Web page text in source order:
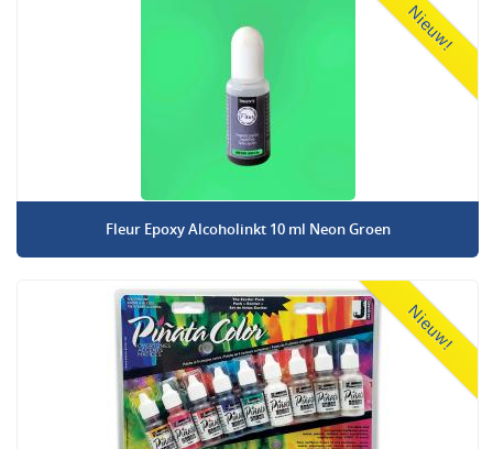
Nieuw!
Fleur Epoxy Alcoholinkt 10 ml Neon Groen
Nieuw!